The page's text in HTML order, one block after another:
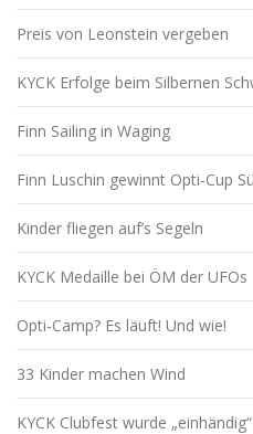
Preis von Leonstein vergeben
KYCK Erfolge beim Silbernen
Finn Sailing in Waging
Finn Luschin gewinnt Opti-Cup
Kinder fliegen auf’s Segeln
KYCK Medaille bei ÖM der UFOs
Opti-Camp? Es läuft! Und wie!
33 Kinder machen Wind
KYCK Clubfest wurde